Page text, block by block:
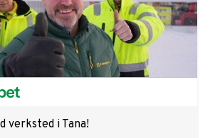
verksted i Tana!